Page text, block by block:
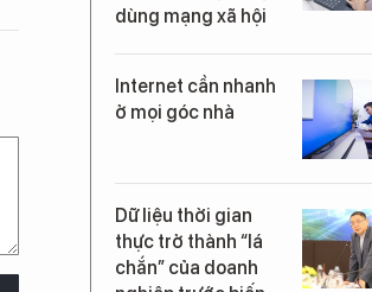
dùng mạng xã hội
Internet cần nhanh
ở mọi góc nhà
Dữ liệu thời gian
thực trở thành “lá
chắn” của doanh